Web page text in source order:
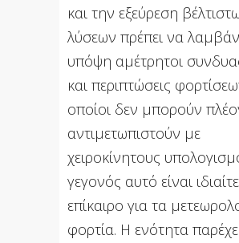
και την εξεύρεση
λύσεων πρέπει να
υπόψη αμέτρητοι
και περιπτώσεις
οποίοι δεν μπορούν
αντιμετωπιστούν με
χειροκίνητους
γεγονός αυτό είναι
επίκαιρο για τα
φορτία. Η ενότητα